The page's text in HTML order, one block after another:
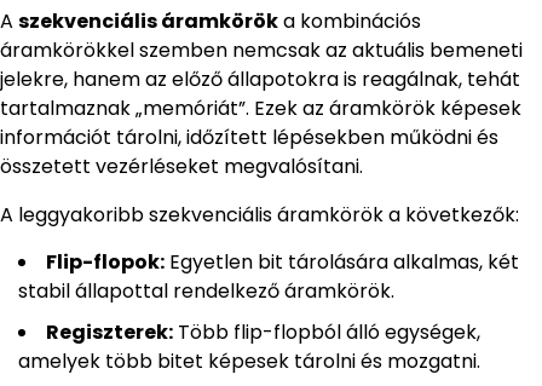
A szekvenciális áramköröka kombinációs
áramkörökkel szemben nemcsak az aktuális bemeneti
jelekre, hanem az előző állapotokra is reagálnak, tehát
tartalmaznak „memóriát”. Ezek az áramkörök képesek
információt tárolni, időzített lépésekben működni és
összetett vezérléseket megvalósítani.
A leggyakoribb szekvenciális áramkörök a következők:
Flip-flopok: Egyetlen bit tárolására alkalmas, két
stabil állapottal rendelkező áramkörök.
Regiszterek: Több flip-flopból álló egységek,
amelyek több bitet képesek tárolni és mozgatni.